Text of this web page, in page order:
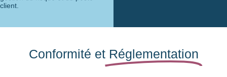
client.
Conformité et Réglementation